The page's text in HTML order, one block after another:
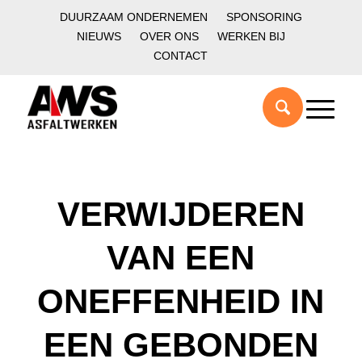
DUURZAAM ONDERNEMEN
SPONSORING
NIEUWS
OVER ONS
WERKEN BIJ
CONTACT
VERWIJDEREN
VAN EEN
ONEFFENHEID IN
EEN GEBONDEN